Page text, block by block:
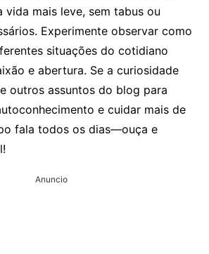
vida mais leve, sem tabus ou
Experimente observar como
situações do cotidiano
e abertura. Se a curiosidade
outros assuntos do blog para
e cuidar mais de
fala todos os dias—ouça e
Anuncio